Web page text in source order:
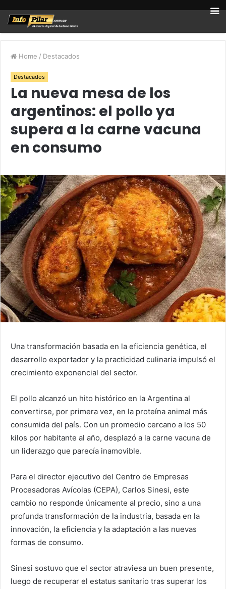
Home / Destacados
Destacados
La nueva mesa de los
argentinos: el pollo ya
supera a la carne vacuna
en consumo
Una transformación basada en la eficiencia genética, el
desarrollo exportador y la practicidad culinaria impulsó el
crecimiento exponencial del sector.
El pollo alcanzó un hito histórico en la Argentina al
convertirse, por primera vez, en la proteína animal más
consumida del país. Con un promedio cercano a los 50
kilos por habitante al año, desplazó a la carne vacuna de
un liderazgo que parecía inamovible.
Para el director ejecutivo del Centro de Empresas
Procesadoras Avícolas (CEPA), Carlos Sinesi, este
cambio no responde únicamente al precio, sino a una
profunda transformación de la industria, basada en la
innovación, la eficiencia y la adaptación a las nuevas
formas de consumo.
Sinesi sostuvo que el sector atraviesa un buen presente,
luego de recuperar el estatus sanitario tras superar los